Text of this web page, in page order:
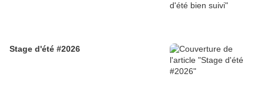
Stage d'été #2026